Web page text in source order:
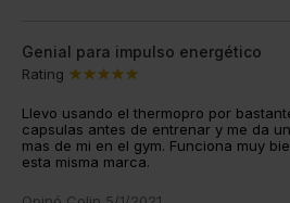
Genial para impulso energético
Rating
Llevo usando el thermopro por
capsulas antes de entrenar y me da
mas de mi en el gym. Funciona muy
esta misma marca.